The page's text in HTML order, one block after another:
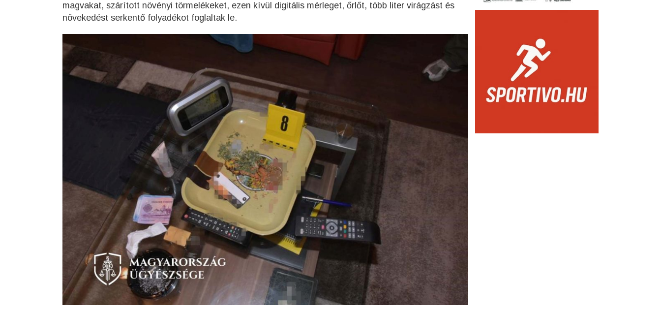
magvakat, szárított növényi törmelékeket, ezen kívül digitális mérleget, őrlőt, több liter virágzást és
növekedést serkentő folyadékot foglaltak le.